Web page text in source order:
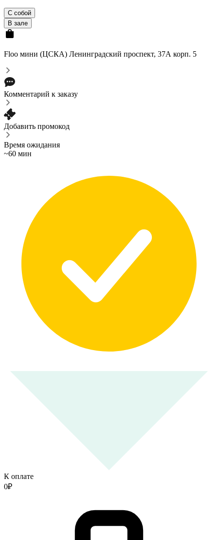
С собой
В зале
Floo мини (ЦСКА) Ленинградский проспект, 37А корп. 5
Комментарий к заказу
Добавить промокод
Время ожидания
~60 мин
К оплате
0₽